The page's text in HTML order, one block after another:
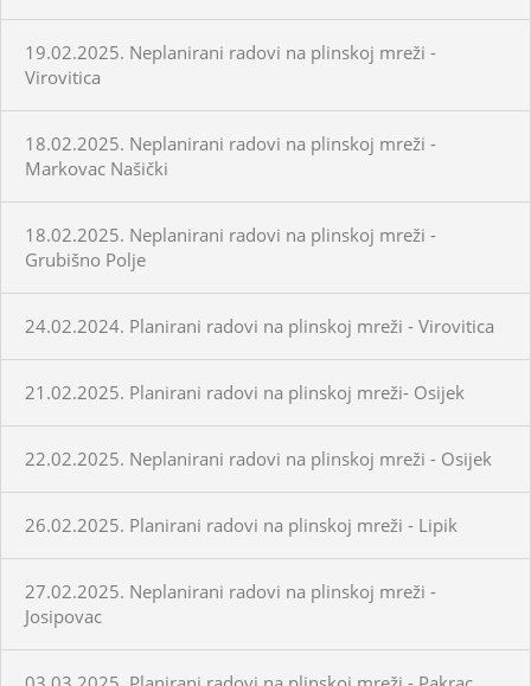
19.02.2025. Neplanirani radovi na plinskoj mreži -
Virovitica
18.02.2025. Neplanirani radovi na plinskoj mreži -
Markovac Našički
18.02.2025. Neplanirani radovi na plinskoj mreži -
Grubišno Polje
24.02.2024. Planirani radovi na plinskoj mreži - Virovitica
21.02.2025. Planirani radovi na plinskoj mreži- Osijek
22.02.2025. Neplanirani radovi na plinskoj mreži - Osijek
26.02.2025. Planirani radovi na plinskoj mreži - Lipik
27.02.2025. Neplanirani radovi na plinskoj mreži -
Josipovac